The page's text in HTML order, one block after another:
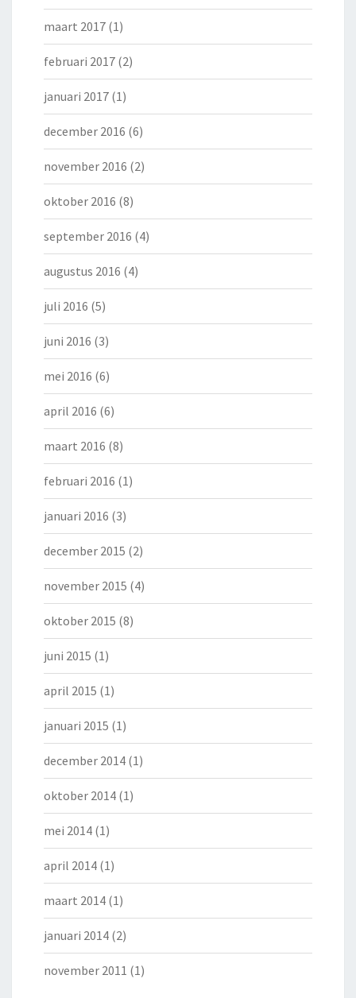
maart 2017 (1)
februari 2017 (2)
januari 2017 (1)
december 2016 (6)
november 2016 (2)
oktober 2016 (8)
september 2016 (4)
augustus 2016 (4)
juli 2016 (5)
juni 2016 (3)
mei 2016 (6)
april 2016 (6)
maart 2016 (8)
februari 2016 (1)
januari 2016 (3)
december 2015 (2)
november 2015 (4)
oktober 2015 (8)
juni 2015 (1)
april 2015 (1)
januari 2015 (1)
december 2014 (1)
oktober 2014 (1)
mei 2014 (1)
april 2014 (1)
maart 2014 (1)
januari 2014 (2)
november 2011 (1)